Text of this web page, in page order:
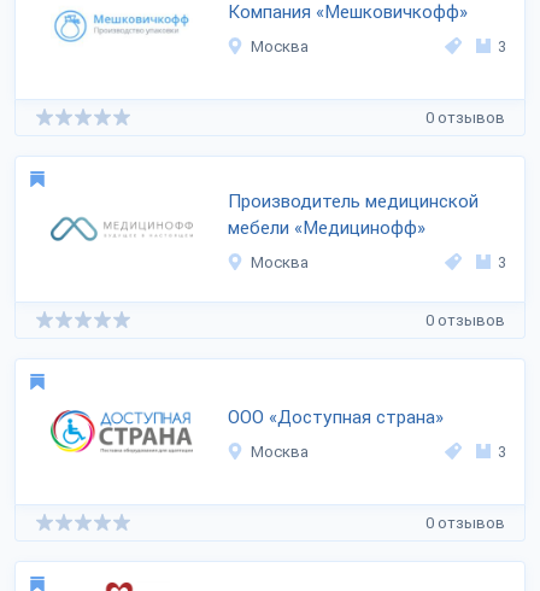
Компания «Мешковичкофф»
Москва 3
0 отзывов
Производитель медицинской
мебели «Медицинофф»
Москва 3
0 отзывов
ООО «Доступная страна»
Москва 3
0 отзывов